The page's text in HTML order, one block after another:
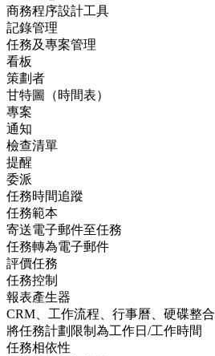
商務程序設計工具
記錄管理
任務及專案管理
看板
策劃者
甘特圖（時間表）
專案
通知
檢查清單
提醒
委派
任務時間追蹤
任務範本
寄送電子郵件至任務
任務轉為電子郵件
評價任務
任務控制
報表產生器
CRM、工作流程、行事曆、硬碟整合
將任務計劃限制為工作日/工作時間
任務相依性